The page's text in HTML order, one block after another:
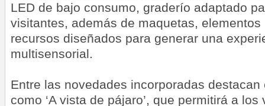
LED de bajo consumo, graderío adaptado
visitantes, además de maquetas,
recursos diseñados para generar una
multisensorial.
Entre las novedades incorporadas
como ‘A vista de pájaro’, que permitirá a